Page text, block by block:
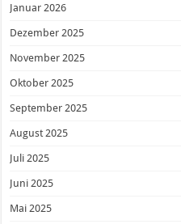
Januar 2026
Dezember 2025
November 2025
Oktober 2025
September 2025
August 2025
Juli 2025
Juni 2025
Mai 2025